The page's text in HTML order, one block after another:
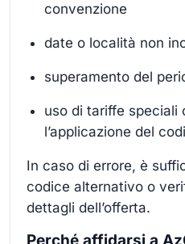
convenzione
date o località non
superamento del
uso di tariffe speciali
l’applicazione del
In caso di errore, è
codice alternativo o
dettagli dell’offerta.